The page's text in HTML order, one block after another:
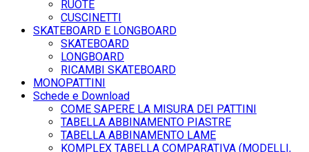
RUOTE
CUSCINETTI
SKATEBOARD E LONGBOARD
SKATEBOARD
LONGBOARD
RICAMBI SKATEBOARD
MONOPATTINI
Schede e Download
COME SAPERE LA MISURA DEI PATTINI
TABELLA ABBINAMENTO PIASTRE
TABELLA ABBINAMENTO LAME
KOMPLEX TABELLA COMPARATIVA (MODELLI,